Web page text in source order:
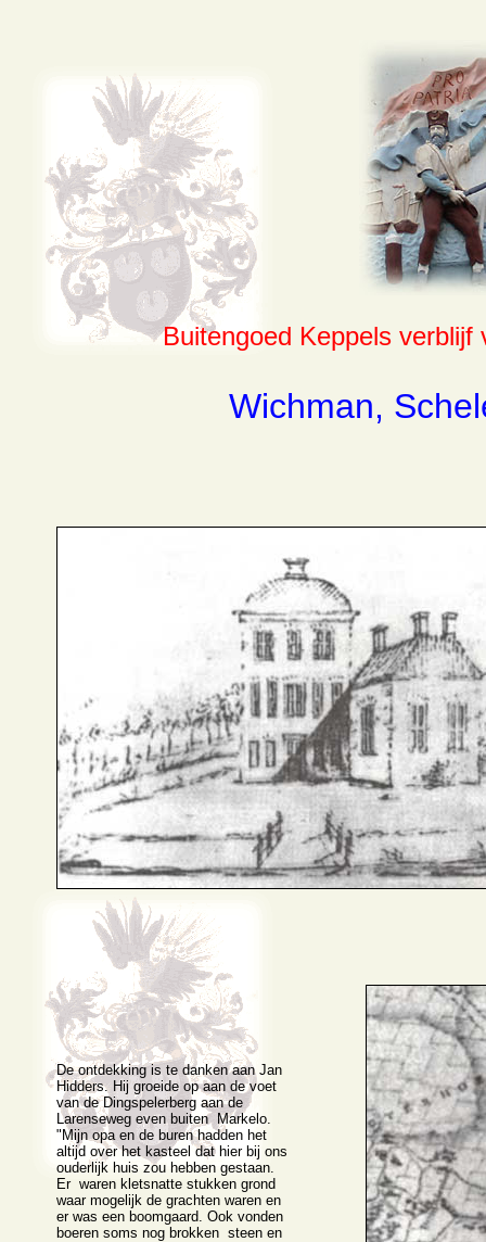
Buitengoed Keppels verblijf
Wichman,
De ontdekking is te danken aan Jan
Hidders. Hij groeide op aan de voet
van de Dingspelerberg aan de
Larenseweg even buiten Markelo.
"Mijn opa en de buren hadden het
altijd over het kasteel dat hier bij ons
ouderlijk huis zou hebben gestaan.
Er waren kletsnatte stukken grond
waar mogelijk de grachten waren en
er was een boomgaard. Ook vonden
boeren soms nog brokken steen en